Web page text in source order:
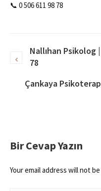
📞 0 506 611 98 78
Nallıhan Psikolog
78
Çankaya
Bir Cevap Yazın
Your email address will not